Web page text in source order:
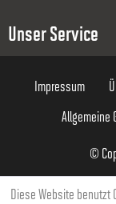
Unser Service
Impressum
Allgemeine
©
Diese Website benutzt